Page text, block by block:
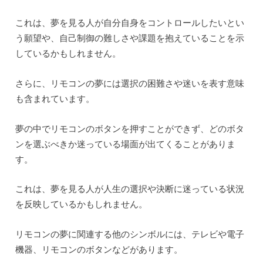
これは、夢を見る人が自分自身をコントロールしたいとい
う願望や、自己制御の難しさや課題を抱えていることを示
しているかもしれません。
さらに、リモコンの夢には選択の困難さや迷いを表す意味
も含まれています。
夢の中でリモコンのボタンを押すことができず、どのボタ
ンを選ぶべきか迷っている場面が出てくることがありま
す。
これは、夢を見る人が人生の選択や決断に迷っている状況
を反映しているかもしれません。
リモコンの夢に関連する他のシンボルには、テレビや電子
機器、リモコンのボタンなどがあります。